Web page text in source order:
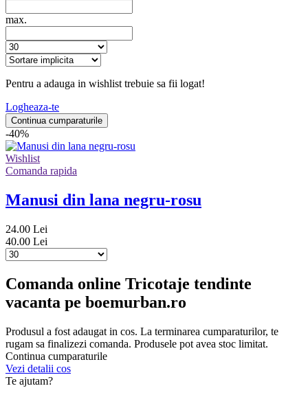
max.
Pentru a adauga in wishlist trebuie sa fii logat!
Logheaza-te
Continua cumparaturile
-40%
Wishlist
Comanda rapida
Manusi din lana negru-rosu
24.00 Lei
40.00 Lei
Comanda online Tricotaje tendinte
vacanta pe boemurban.ro
Produsul a fost adaugat in cos. La terminarea cumparaturilor, te
rugam sa finalizezi comanda. Produsele pot avea stoc limitat.
Continua cumparaturile
Vezi detalii cos
Te ajutam?